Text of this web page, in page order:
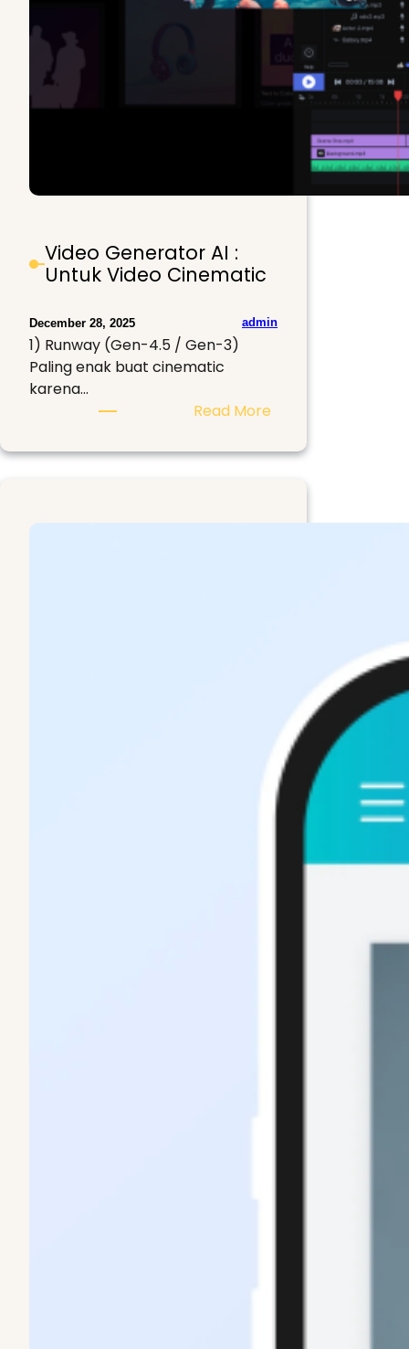
Video Generator AI :
Untuk Video Cinematic
December 28, 2025 admin
1) Runway (Gen-4.5 / Gen-3)
Paling enak buat cinematic
karena…
Read More:
Generator
Untuk